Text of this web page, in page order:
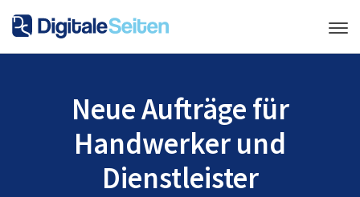
Neue Aufträge für
Handwerker und
Dienstleister